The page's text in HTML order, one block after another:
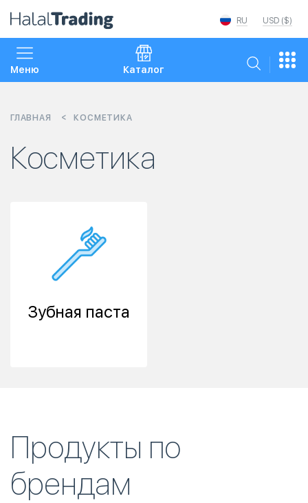
USD ($)
RU
Меню Каталог
ГЛАВНАЯ КОСМЕТИКА
Косметика
Зубная паста
Продукты по
брендам